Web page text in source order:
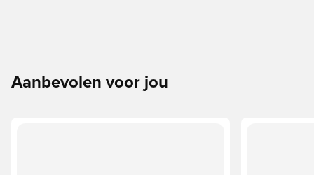
Aanbevolen voor jou